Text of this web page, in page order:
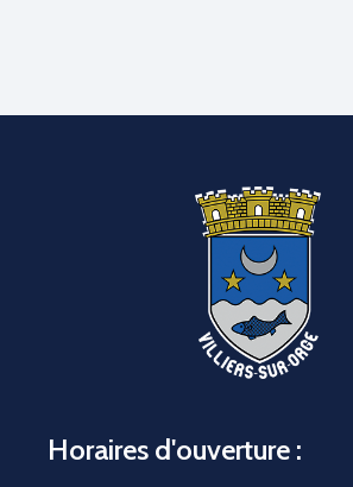
Horaires d'ouverture :